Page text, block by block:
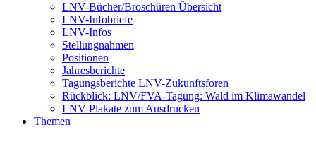
LNV-Bücher/Broschüren Übersicht
LNV-Infobriefe
LNV-Infos
Stellungnahmen
Positionen
Jahresberichte
Tagungsberichte LNV-Zukunftsforen
Rückblick: LNV/FVA-Tagung: Wald im Klimawandel
LNV-Plakate zum Ausdrucken
Themen